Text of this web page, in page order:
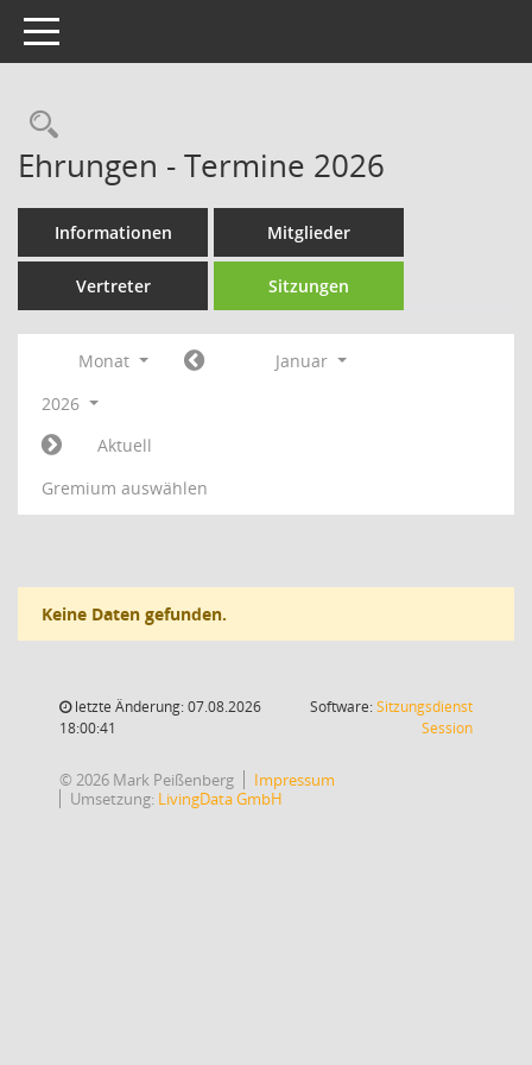
Toggle navigation
Rechercheauswahl
Ehrungen - Termine 2026
Informationen Mitglieder
Vertreter Sitzungen
Monat
Januar
2026
Aktuell
Gremium auswählen
Keine Daten gefunden.
letzte Änderung: 07.08.2026
18:00:41
Software:Sitzungsdienst
Session(Wird in
© 2026 Mark Peißenberg
Impressum
Umsetzung: LivingData GmbH